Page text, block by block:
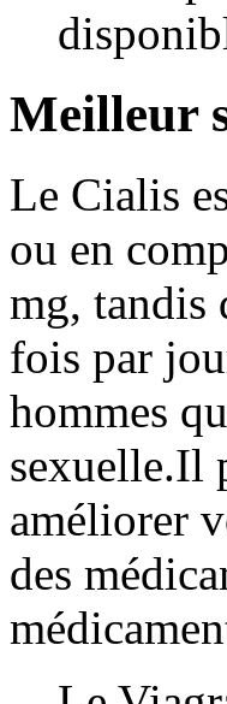
Meilleur
Le Cialis
ou en
mg, tandis
fois par
hommes
sexuelle.Il
améliorer
des